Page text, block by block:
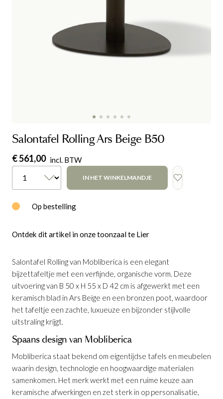
Salontafel Rolling Ars Beige B50
€ 561,00 incl. BTW
IN HET WINKELMANDJE
Op bestelling
Ontdek dit artikel in onze toonzaal te Lier
Salontafel Rolling van Mobliberica is een elegant
bijzettafeltje met een verfijnde, organische vorm. Deze
uitvoering van B 50 x H 55 x D 42 cm is afgewerkt met een
keramisch blad in Ars Beige en een bronzen poot, waardoor
het tafeltje een zachte, luxueuze en bijzonder stijlvolle
uitstraling krijgt.
Spaans design van Mobliberica
Mobliberica staat bekend om eigentijdse tafels en meubelen
waarin design, technologie en hoogwaardige materialen
samenkomen. Het merk werkt met een ruime keuze aan
keramische afwerkingen en zet sterk in op personalisatie,